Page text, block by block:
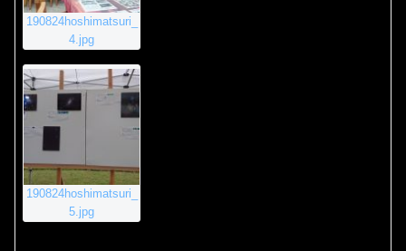
190824hoshimatsuri_
4.jpg
190824hoshimatsuri_
5.jpg